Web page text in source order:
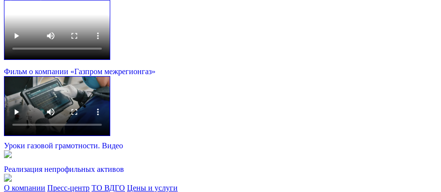
Фильм о компании «Газпром межрегионгаз»
Уроки газовой грамотности. Видео
Реализация непрофильных активов
О компании Пресс-центр ТО ВДГО Цены и услуги